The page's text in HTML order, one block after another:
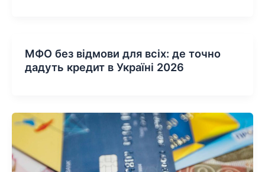
МФО без відмови для всіх: де точно
дадуть кредит в Україні 2026